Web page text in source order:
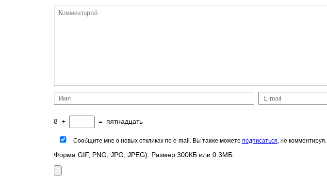
8 + = пятнадцать
Сообщите мне о новых откликах по e-mail. Вы также можете подписаться, не комментируя.
Форма GIF, PNG, JPG, JPEG). Размер 300КБ или 0.3МБ.